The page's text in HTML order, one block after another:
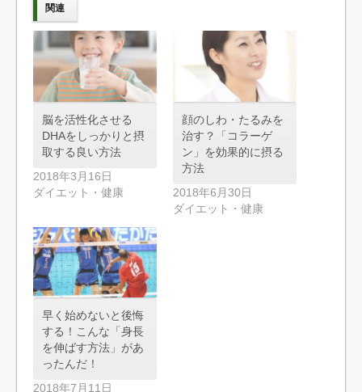
関連
脳を活性化させる
DHAをしっかりと摂
取する良い方法
2018年3月16日
ダイエット・健康
顔のしわ・たるみを
治す？「コラーゲ
ン」を効果的に摂る
方法
2018年6月30日
ダイエット・健康
早く始めないと後悔
する！こんな「身長
を伸ばす方法」があ
ったんだ！
2018年7月11日